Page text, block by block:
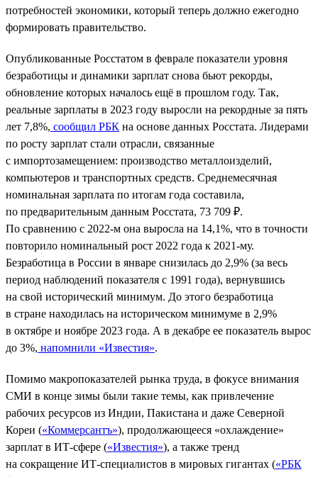
потребностей экономики, который теперь должно ежегодно
формировать правительство.
Опубликованные Росстатом в феврале показатели уровня
безработицы и динамики зарплат снова бьют рекорды,
обновление которых началось ещё в прошлом году. Так,
реальные зарплаты в 2023 году выросли на рекордные за пять
лет 7,8%, сообщил РБК на основе данных Росстата. Лидерами
по росту зарплат стали отрасли, связанные
с импортозамещением: производство металлоизделий,
компьютеров и транспортных средств. Среднемесячная
номинальная зарплата по итогам года составила,
по предварительным данным Росстата, 73 709 ₽.
По сравнению с 2022-м она выросла на 14,1%, что в точности
повторило номинальный рост 2022 года к 2021-му.
Безработица в России в январе снизилась до 2,9% (за весь
период наблюдений показателя с 1991 года), вернувшись
на свой исторический минимум. До этого безработица
в стране находилась на историческом минимуме в 2,9%
в октябре и ноябре 2023 года. А в декабре ее показатель вырос
до 3%, напомнили «Известия».
Помимо макропоказателей рынка труда, в фокусе внимания
СМИ в конце зимы были такие темы, как привлечение
рабочих ресурсов из Индии, Пакистана и даже Северной
Кореи («Коммерсантъ»), продолжающееся «охлаждение»
зарплат в ИТ-сфере («Известия»), а также тренд
на сокращение ИТ-специалистов в мировых гигантах («РБК